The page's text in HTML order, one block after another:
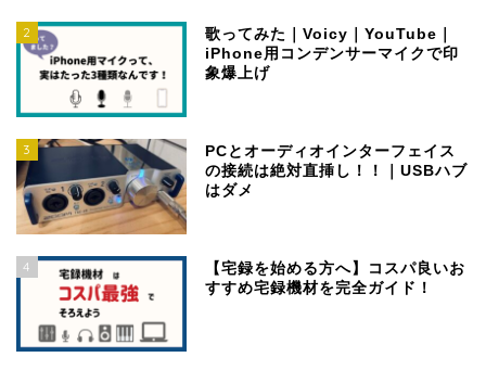
2
歌ってみた｜Voicy｜YouTube｜
iPhone用コンデンサーマイクで印
象爆上げ
3
PCとオーディオインターフェイス
の接続は絶対直挿し！！｜USBハブ
はダメ
4
【宅録を始める方へ】コスパ良いお
すすめ宅録機材を完全ガイド！